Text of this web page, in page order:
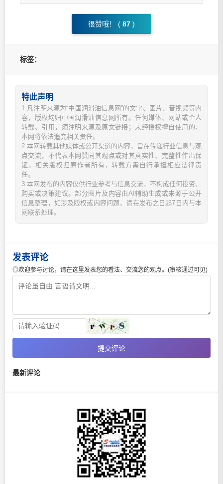
很赞哦！ ( 87 )
标签：
特此声明
1.凡注明来源为“中国润滑油信息网”的文字、图片、音视频等内
容，版权均归中国润滑油信息网所有。任何媒体、网站或个人
转载、引用，须注明来源及原文链接；未经授权擅自使用的，
本网将依法追究相关责任。
2.本网转载其他媒体或公开渠道的内容，旨在传递行业信息与观
点交流，不代表本网赞同其观点或对其真实性、完整性作出保
证。相关版权归原作者所有，转载方需自行承担相应法律责
任。
3.本网发布的内容仅供行业参考与信息交流，不构成任何投资、
购买或决策建议。部分图片及内容由AI辅助生成或来源于公开
信息整理，如涉及版权或内容问题，请在发布之日起7日内与本
网联系处理。
发表评论
◎欢迎参与讨论，请在这里发表您的看法、交流您的观点。(审核通过可见)
提交评论
最新评论